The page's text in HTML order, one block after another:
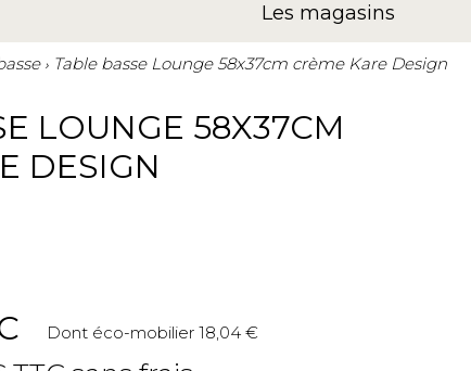
Les magasins
Table basse Lounge 58x37cm crème Kare Design
LOUNGE 58X37CM
DESIGN
Dont éco-mobilier 18,04 €